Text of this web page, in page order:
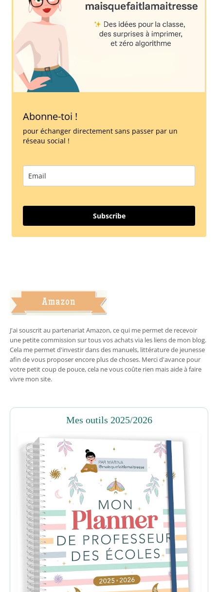
Abonne-toi !
pour échanger directement sans passer par un
réseau social !
Subscribe
J'ai souscrit au partenariat Amazon, ce qui me permet de recevoir
une petite commission sur tous vos achats via les liens de mon blog.
Cela me permet d'investir dans des manuels, littérature de jeunesse
afin de vous proposer encore plus de choses. Merci d'avance pour
votre petit coup de pouce, cela ne vous coûte rien mais aide à faire
vivre mon site.
Mes outils 2025/2026